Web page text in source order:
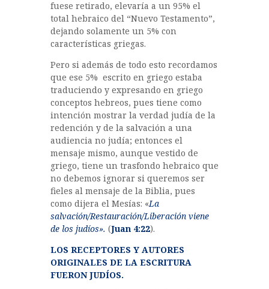
fuese retirado, elevaría a un 95% el
total hebraico del “Nuevo Testamento”,
dejando solamente un 5% con
características griegas.
Pero si además de todo esto recordamos
que ese 5% escrito en griego estaba
traduciendo y expresando en griego
conceptos hebreos, pues tiene como
intención mostrar la verdad judía de la
redención y de la salvación a una
audiencia no judía; entonces el
mensaje mismo, aunque vestido de
griego, tiene un trasfondo hebraico que
no debemos ignorar si queremos ser
fieles al mensaje de la Biblia, pues
como dijera el Mesías: «La
salvación/Restauración/Liberación viene
de los judíos». (Juan 4:22).
LOS RECEPTORES Y AUTORES
ORIGINALES DE LA ESCRITURA
FUERON JUDÍOS.